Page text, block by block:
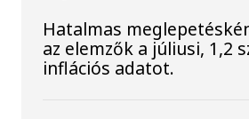
Hatalmas
az elemzők a júliusi, 1,2
inflációs adatot.